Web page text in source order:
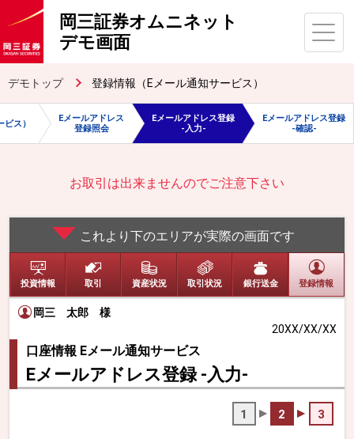
岡三証券オムニネット
デモ画面
デモトップ 登録情報（Eメール通知サービス）
ス）
Eメールアドレス
登録照会
Eメールアドレス登録
-入力-
Eメールアドレス登録
-確認-
お取引は出来ませんのでご注意下さい
これより下のエリアが実際の画面です
投資情報 取引 資産状況 取引状況 銀行送金 登録情報
岡三 太郎
様
20XX/XX/XX
口座情報 Eメール通知サービス
Eメールアドレス登録 -入力-
1 2 3